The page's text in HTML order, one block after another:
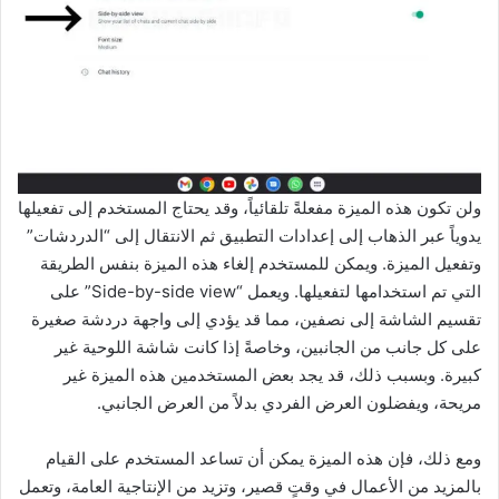
ولن تكون هذه الميزة مفعلةً تلقائياً، وقد يحتاج المستخدم إلى تفعيلها
يدوياً عبر الذهاب إلى إعدادات التطبيق ثم الانتقال إلى “الدردشات”
وتفعيل الميزة. ويمكن للمستخدم إلغاء هذه الميزة بنفس الطريقة
التي تم استخدامها لتفعيلها. ويعمل “Side-by-side view” على
تقسيم الشاشة إلى نصفين، مما قد يؤدي إلى واجهة دردشة صغيرة
على كل جانب من الجانبين، وخاصةً إذا كانت شاشة اللوحية غير
كبيرة. وبسبب ذلك، قد يجد بعض المستخدمين هذه الميزة غير
مريحة، ويفضلون العرض الفردي بدلاً من العرض الجانبي.
ومع ذلك، فإن هذه الميزة يمكن أن تساعد المستخدم على القيام
بالمزيد من الأعمال في وقتٍ قصير، وتزيد من الإنتاجية العامة، وتعمل